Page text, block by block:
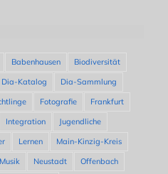
Babenhausen
Biodiversität
Dia-Katalog
Dia-Sammlung
Fotografie
Frankfurt
Integration
Jugendliche
Lernen
Main-Kinzig-Kreis
Musik Neustadt
Offenbach